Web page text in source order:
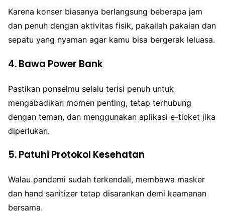
Karena konser biasanya berlangsung beberapa jam
dan penuh dengan aktivitas fisik, pakailah pakaian dan
sepatu yang nyaman agar kamu bisa bergerak leluasa.
4.Bawa Power Bank
Pastikan ponselmu selalu terisi penuh untuk
mengabadikan momen penting, tetap terhubung
dengan teman, dan menggunakan aplikasi e-ticket jika
diperlukan.
5.Patuhi Protokol Kesehatan
Walau pandemi sudah terkendali, membawa masker
dan hand sanitizer tetap disarankan demi keamanan
bersama.